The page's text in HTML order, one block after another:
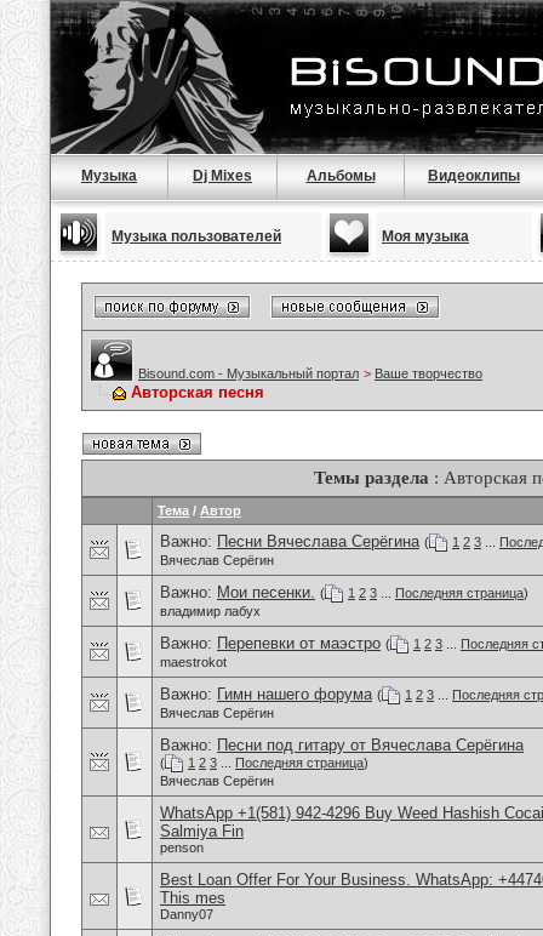
Музыка Dj Mixes Альбомы Видеоклипы
Музыка пользователей Моя музыка
Bisound.com - Музыкальный портал > Ваше творчество
Авторская песня
Темы раздела : Авторская
Тема / Автор
Важно: Песни Вячеслава Серёгина ( 1 2 3
Вячеслав Серёгин
Важно: Мои песенки. ( 1 2 3 Последняя страница)
владимир лабух
Важно: Перепевки от маэстро ( 1 2 3
Последняя
maestrokot
Важно: Гимн нашего форума ( 1 2 3
Последняя
Вячеслав Серёгин
Важно: Песни под гитару от Вячеслава Серёгина
( 1 2 3 Последняя страница)
Вячеслав Серёгин
WhatsApp +1(581) 942-4296 Buy Weed Hashish
Salmiya Fin
penson
Best Loan Offer For Your Business. WhatsApp:
This mes
Danny07